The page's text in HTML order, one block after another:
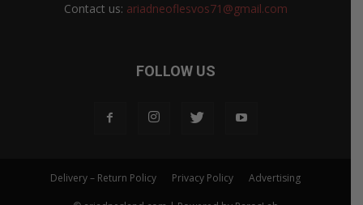
Contact us: ariadneoflesvos71@gmail.com
FOLLOW US
Delivery – Return Policy Privacy Policy Advertising